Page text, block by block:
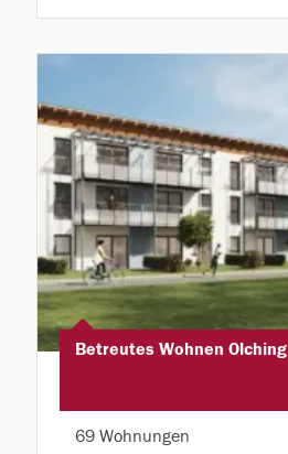
Betreutes Wohnen Olching
69 Wohnungen